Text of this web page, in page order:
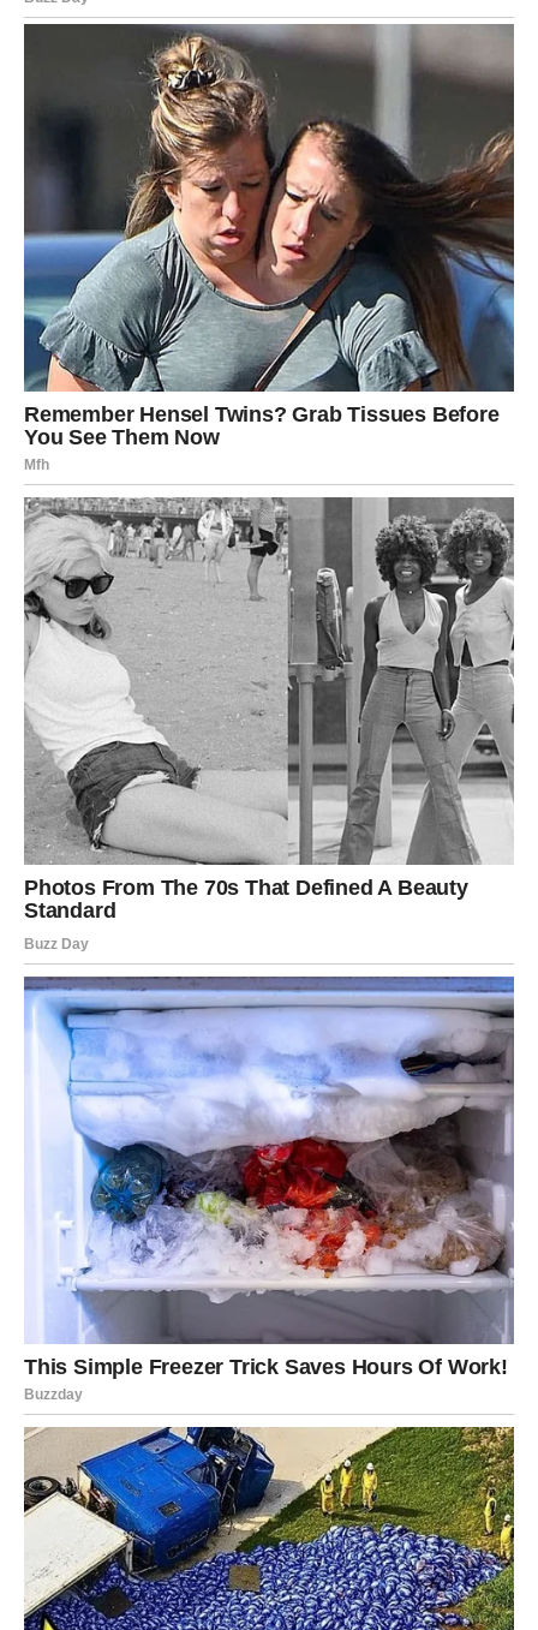
VODOLIJA – NEOČEKIVANE
INFORMACIJE I NOVI UVIDI
Vodolije mogu saznati nešto što menja njihovu percepciju
U ljubavi dolazi do emotivnog iznenađenja – poruka,
poziv ili priznanje.
Ovo je period kada intuicija postaje vaš najjači saveznik.
RIBE – INTUICIJOM KA SREĆI
Ribe su pod snažnim emotivnim uticajem ovog perioda.
Moguće je sudbinsko poznanstvo ili obnavljanje veze na
dubljem nivou.
Ovi dani vam donose unutrašnji mir i jasnoću o tome šta
zaista želite.